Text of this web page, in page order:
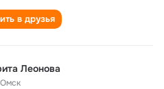
в друзья
Леонова
Омск